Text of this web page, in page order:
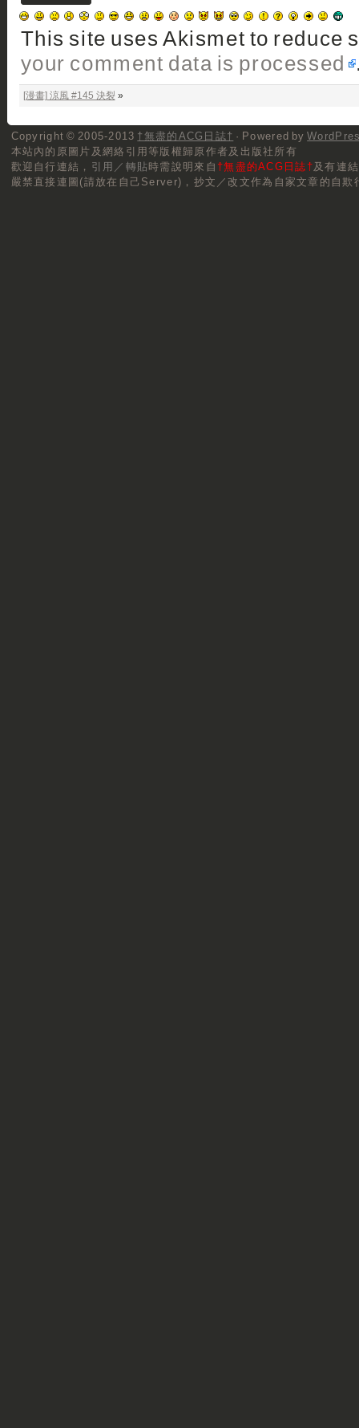
This site uses Akismet to reduce
your comment data is processed
[漫畫] 涼風 #145 決裂»
Copyright © 2005-2013 †無盡的ACG日誌† · Powered by
本站內的原圖片及網絡引用等版權歸原作者及出版社所有
歡迎自行連結， 引用／轉貼時需說明來自 †無盡的ACG日誌†及有連
嚴禁直接連圖(請放在自己Server)，抄文／改文作為自家文章的自欺